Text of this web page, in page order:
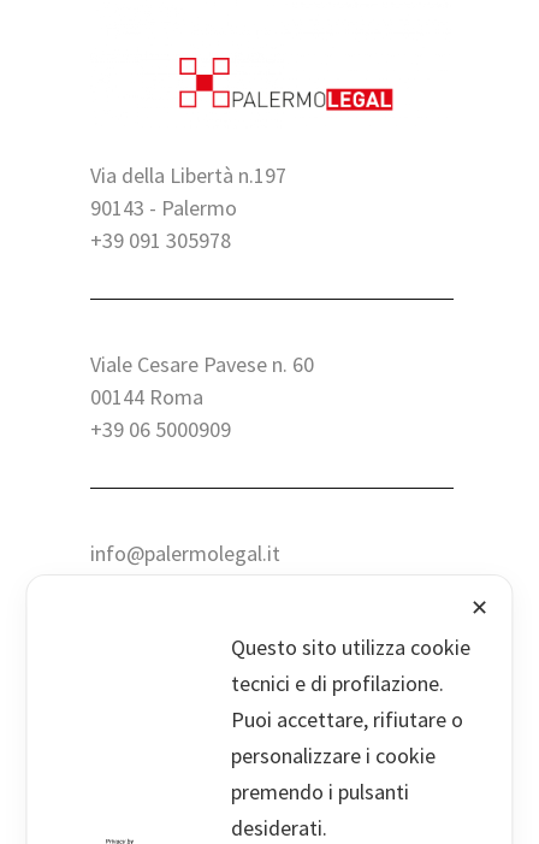
Via della Libertà n.197
90143 - Palermo
+39 091 305978
Viale Cesare Pavese n. 60
00144 Roma
+39 06 5000909
info@palermolegal.it
Positivo Per Sospendere La Patente
Pagamento Da Società Finanziarie:
Come Tutelarsi Efficacemente?
3 Febbraio 2026
✕
Questo sito utilizza cookie
tecnici e di profilazione.
Puoi accettare, rifiutare o
personalizzare i cookie
premendo i pulsanti
desiderati.